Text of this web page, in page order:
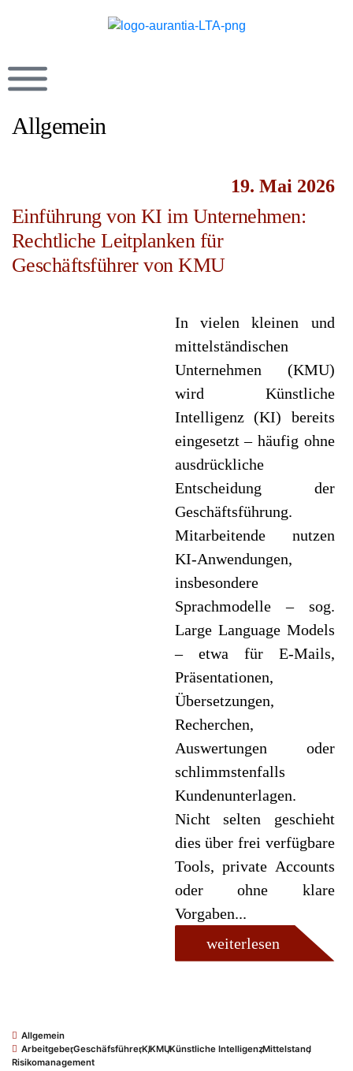
Allgemein
19. Mai 2026
Einführung von KI im Unternehmen:
Rechtliche Leitplanken für
Geschäftsführer von KMU
In vielen kleinen und
mittelständischen
Unternehmen (KMU)
wird Künstliche
Intelligenz (KI) bereits
eingesetzt – häufig ohne
ausdrückliche
Entscheidung der
Geschäftsführung.
Mitarbeitende nutzen
KI-Anwendungen,
insbesondere
Sprachmodelle – sog.
Large Language Models
– etwa für E-Mails,
Präsentationen,
Übersetzungen,
Recherchen,
Auswertungen oder
schlimmstenfalls
Kundenunterlagen.
Nicht selten geschieht
dies über frei verfügbare
Tools, private Accounts
oder ohne klare
Vorgaben...
weiterlesen
Allgemein
Arbeitgeber
,Geschäfsführer
,KI,KMU
,Künstliche Intelligenz
,Mittelstand
,
Risikomanagement